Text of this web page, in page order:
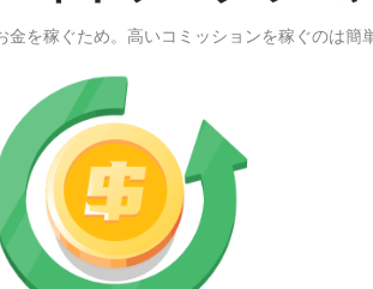
金を稼ぐため。高いコミッションを稼ぐのは簡